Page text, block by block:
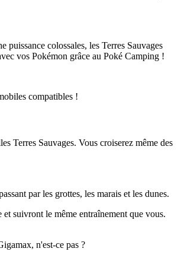
colossales, les Terres Sauvages
vos Pokémon grâce au Poké Camping !
compatibles !
Terres Sauvages. Vous croiserez même des
par les grottes, les marais et les dunes.
suivront le même entraînement que vous.
n'est-ce pas ?